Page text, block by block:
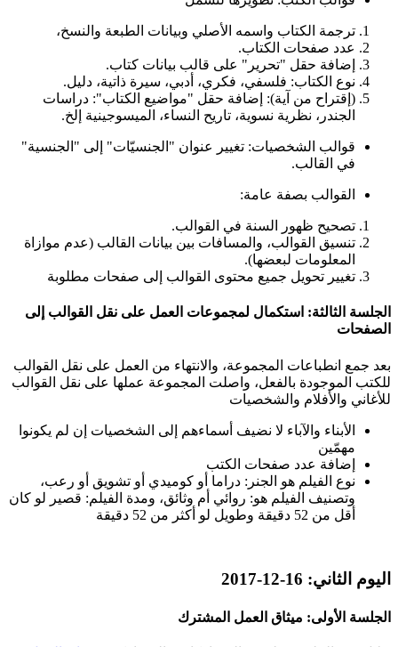
ترجمة الكتاب واسمه الأصلي وبيانات الطبعة والنسخ،
عدد صفحات الكتاب.
إضافة حقل "تحرير" على قالب بيانات كتاب.
نوع الكتاب: فلسفي، فكري، أدبي، سيرة ذاتية، دليل.
(إقتراح من آية): إضافة حقل "مواضيع الكتاب": دراسات
الجندر، نظرية نسوية، تاريح النساء، الميسوجينية إلخ.
قوالب الشخصيات: تغيير عنوان "الجنسيّات" إلى "الجنسية"
في القالب.
القوالب بصفة عامة:
تصحيح ظهور السنة في القوالب.
تنسيق القوالب، والمسافات بين بيانات القالب (عدم موازاة
المعلومات لبعضها).
تغيير تحويل جميع محتوى القوالب إلى صفحات مطلوبة
الجلسة الثالثة: استكمال لمجموعات العمل على نقل القوالب إلى
الصفحات
بعد جمع انطباعات المجموعة، والانتهاء من العمل على نقل القوالب
للكتب الموجودة بالفعل، واصلت المجموعة عملها على نقل القوالب
للأغاني والأفلام والشخصيات
الأبناء والآباء لا نضيف أسماءهم إلى الشخصيات إن لم يكونوا
مهمّين
إضافة عدد صفحات الكتب
نوع الفيلم هو الجنر: دراما أو كوميدي أو تشويق أو رعب،
وتصنيف الفيلم هو: روائي أم وثائق، ومدة الفيلم: قصير لو كان
أقل من 52 دقيقة وطويل لو أكثر من 52 دقيقة
اليوم الثاني: 16-12-2017
الجلسة الأولى: ميثاق العمل المشترك